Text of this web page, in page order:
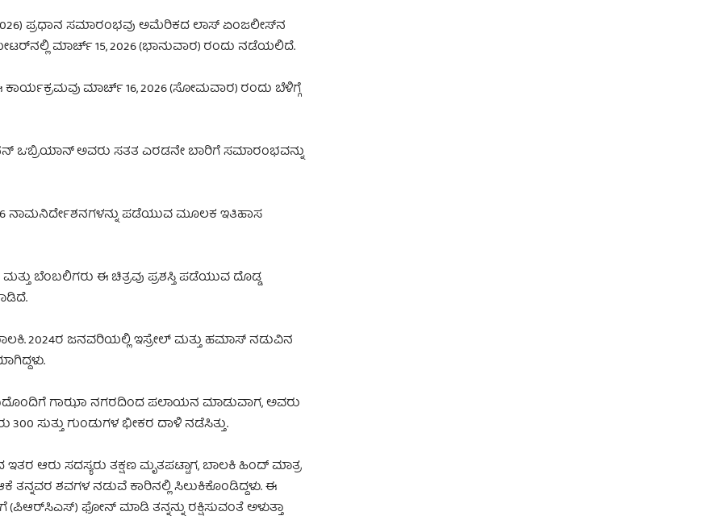
ಪ್ರಧಾನ ಸಮಾರಂಭವು ಅಮೆರಿಕದ ಲಾಸ್ ಏಂಜಲೀಸ್‌ನ
ಮಾರ್ಚ್ 15, 2026(ಭಾನುವಾರ) ರಂದು ನಡೆಯಲಿದೆ.
ಮಾರ್ಚ್ 16, 2026 (ಸೋಮವಾರ)ರಂದು ಬೆಳಿಗ್ಗೆ
ಒ’ಬ್ರಿಯಾನ್ ಅವರು ಸತತ ಎರಡನೇ ಬಾರಿಗೆ ಸಮಾರಂಭವನ್ನು
16 ನಾಮನಿರ್ದೇಶನಗಳನ್ನು ಪಡೆಯುವ ಮೂಲಕ ಇತಿಹಾಸ
ಬೆಂಬಲಿಗರು ಈ ಚಿತ್ರವು ಪ್ರಶಸ್ತಿ ಪಡೆಯುವ ದೊಡ್ಡ
2024ರ ಜನವರಿಯಲ್ಲಿ ಇಸ್ರೇಲ್ ಮತ್ತು ಹಮಾಸ್ ನಡುವಿನ
ಗಾಝಾ ನಗರದಿಂದ ಪಲಾಯನ ಮಾಡುವಾಗ, ಅವರು
ಸುತ್ತು ಗುಂಡುಗಳ ಭೀಕರ ದಾಳಿ ನಡೆಸಿತ್ತು.
ಆರು ಸದಸ್ಯರು ತಕ್ಷಣ ಮೃತಪಟ್ಟಾಗ, ಬಾಲಕಿ ಹಿಂದ್ ಮಾತ್ರ
ತನ್ನವರ ಶವಗಳ ನಡುವೆ ಕಾರಿನಲ್ಲಿ ಸಿಲುಕಿಕೊಂಡಿದ್ದಳು. ಈ
(ಪಿಆರ್‌ಸಿಎಸ್‌) ಫೋನ್ ಮಾಡಿ ತನ್ನನ್ನು ರಕ್ಷಿಸುವಂತೆ ಅಳುತ್ತಾ